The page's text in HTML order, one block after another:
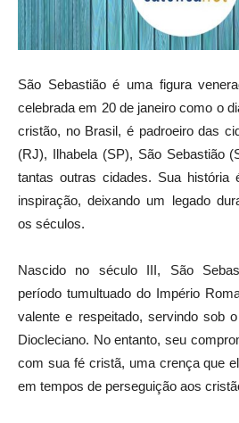
São Sebastião é uma figura
celebrada em 20 de janeiro como o
cristão, no Brasil, é padroeiro das
(RJ), Ilhabela (SP), São Sebastião
tantas outras cidades. Sua
inspiração, deixando um legado
os séculos.
Nascido no século III, São
período tumultuado do Império
valente e respeitado, servindo sob
Diocleciano. No entanto, seu
com sua fé cristã, uma crença que
em tempos de perseguição aos